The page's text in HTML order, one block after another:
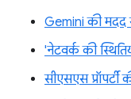
Gemini की मदद
'नेटवर्क की
सीएसएस